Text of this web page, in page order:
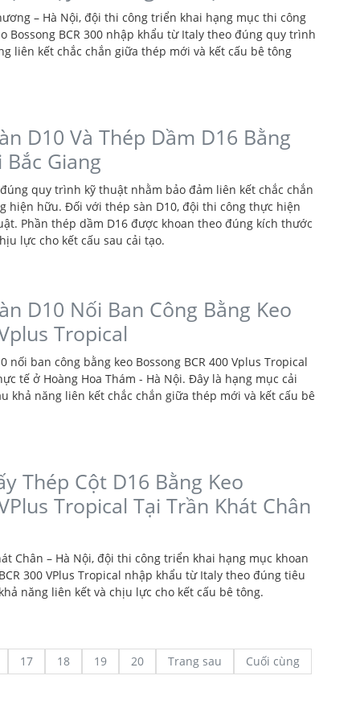
– Hà Nội, đội thi công triển khai hạng mục thi công
Bossong BCR 300 nhập khẩu từ Italy theo đúng quy trình
liên kết chắc chắn giữa thép mới và kết cấu bê tông
D10 Và Thép Dầm D16 Bằng
Bắc Giang
quy trình kỹ thuật nhằm bảo đảm liên kết chắc chắn
hiện hữu. Đối với thép sàn D10, đội thi công thực hiện
Phần thép dầm D16 được khoan theo đúng kích thước
lực cho kết cấu sau cải tạo.
D10 Nối Ban Công Bằng Keo
Tropical
nối ban công bằng keo Bossong BCR 400 Vplus Tropical
tế ở Hoàng Hoa Thám - Hà Nội. Đây là hạng mục cải
khả năng liên kết chắc chắn giữa thép mới và kết cấu bê
Thép Cột D16 Bằng Keo
Tropical Tại Trần Khát Chân
Chân – Hà Nội, đội thi công triển khai hạng mục khoan
300 VPlus Tropical nhập khẩu từ Italy theo đúng tiêu
năng liên kết và chịu lực cho kết cấu bê tông.
17 18 19 20 Trang sau Cuối cùng